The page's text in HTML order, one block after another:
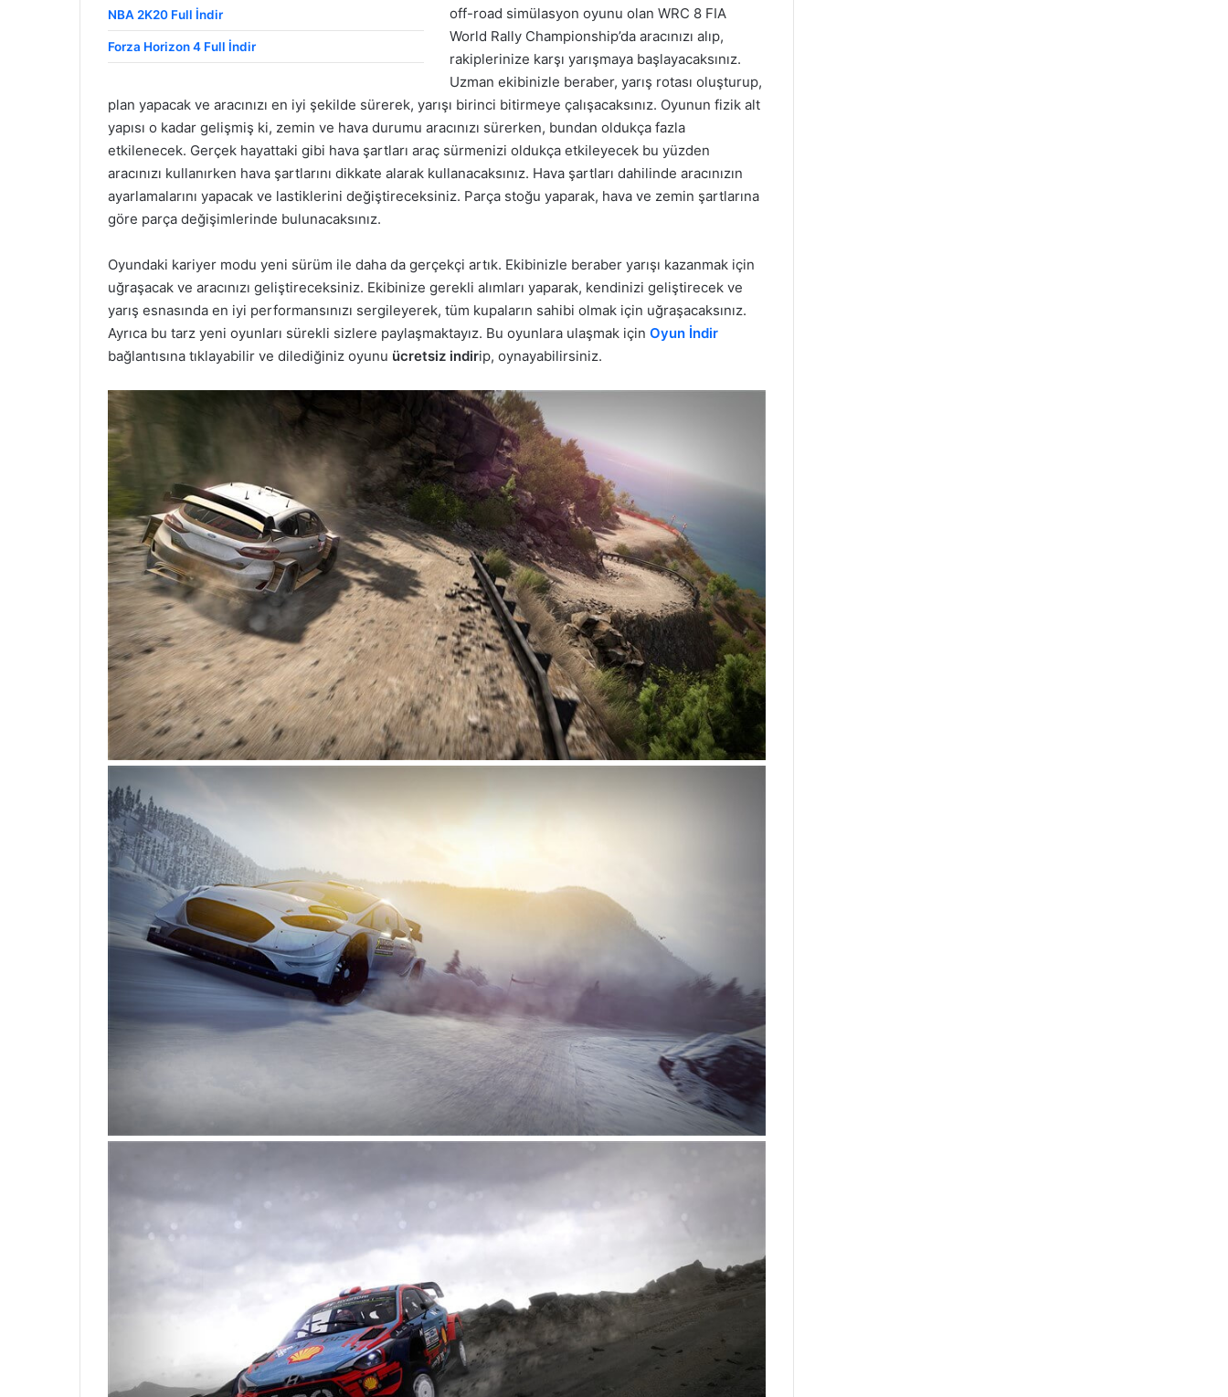
NBA 2K20 Full İndir
Forza Horizon 4 Full İndir
off-road simülasyon oyunu olan WRC 8 FIA
World Rally Championship’da aracınızı alıp,
rakiplerinize karşı yarışmaya başlayacaksınız.
Uzman ekibinizle beraber, yarış rotası oluşturup,
plan yapacak ve aracınızı en iyi şekilde sürerek, yarışı birinci bitirmeye çalışacaksınız. Oyunun fizik alt
yapısı o kadar gelişmiş ki, zemin ve hava durumu aracınızı sürerken, bundan oldukça fazla
etkilenecek. Gerçek hayattaki gibi hava şartları araç sürmenizi oldukça etkileyecek bu yüzden
aracınızı kullanırken hava şartlarını dikkate alarak kullanacaksınız. Hava şartları dahilinde aracınızın
ayarlamalarını yapacak ve lastiklerini değiştireceksiniz. Parça stoğu yaparak, hava ve zemin şartlarına
göre parça değişimlerinde bulunacaksınız.
Oyundaki kariyer modu yeni sürüm ile daha da gerçekçi artık. Ekibinizle beraber yarışı kazanmak için
uğraşacak ve aracınızı geliştireceksiniz. Ekibinize gerekli alımları yaparak, kendinizi geliştirecek ve
yarış esnasında en iyi performansınızı sergileyerek, tüm kupaların sahibi olmak için uğraşacaksınız.
Ayrıca bu tarz yeni oyunları sürekli sizlere paylaşmaktayız. Bu oyunlara ulaşmak için Oyun İndir
bağlantısına tıklayabilir ve dilediğiniz oyunu ücretsiz indirip, oynayabilirsiniz.